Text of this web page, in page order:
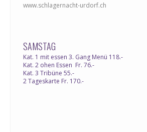
www.schlagernacht-urdorf.ch
SAMSTAG
Kat. 1 mit essen 3. Gang Menü 118.-
Kat. 2 ohen Essen Fr. 76.-
Kat. 3 Tribüne 55.-
2 Tageskarte Fr. 170.-